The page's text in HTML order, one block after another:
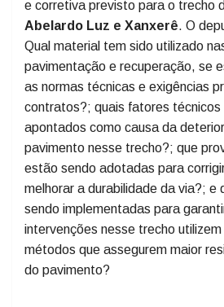
Ao secretário de Estado da
Mobilidade, Jerry Comper, Padre
questionando o cronograma de
e corretiva previsto para o trecho
Abelardo Luz e Xanxerê. O
Qual material tem sido utilizado
pavimentação e recuperação, se
as normas técnicas e exigências
contratos?; quais fatores técnicos
apontados como causa da
pavimento nesse trecho?; que
estão sendo adotadas para
melhorar a durabilidade da via?; e
sendo implementadas para